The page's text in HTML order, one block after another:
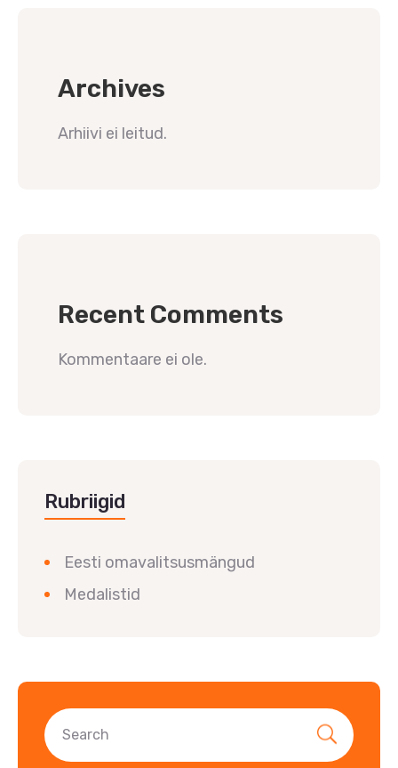
Archives
Arhiivi ei leitud.
Recent Comments
Kommentaare ei ole.
Rubriigid
Eesti omavalitsusmängud
Medalistid